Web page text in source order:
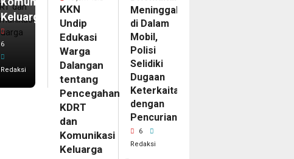
Keluarga
6
Redaksi
KKN
Undip
Edukasi
Warga
Dalangan
tentang
Pencegahan
KDRT
dan
Komunikasi
Keluarga
Meninggal
di Dalam
Mobil,
Polisi
Selidiki
Dugaan
Keterkaitan
dengan
Pencurian
6
Redaksi